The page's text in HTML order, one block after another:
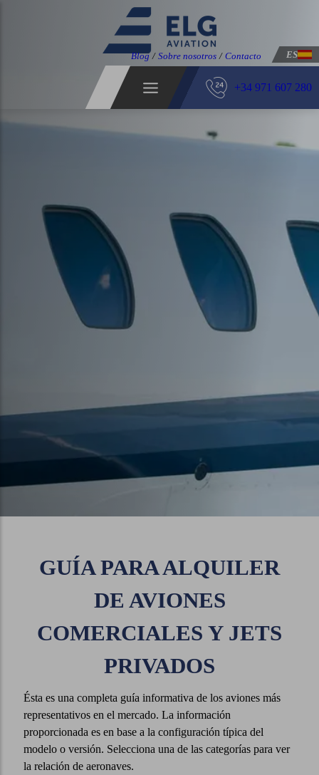
Blog / Sobre nosotros / Contacto ES
+34 971 607 280
GUÍA PARA ALQUILER
DE AVIONES
COMERCIALES Y JETS
PRIVADOS
Ésta es una completa guía informativa de los aviones más
representativos en el mercado. La información
proporcionada es en base a la configuración típica del
modelo o versión. Selecciona una de las categorías para ver
la relación de aeronaves.